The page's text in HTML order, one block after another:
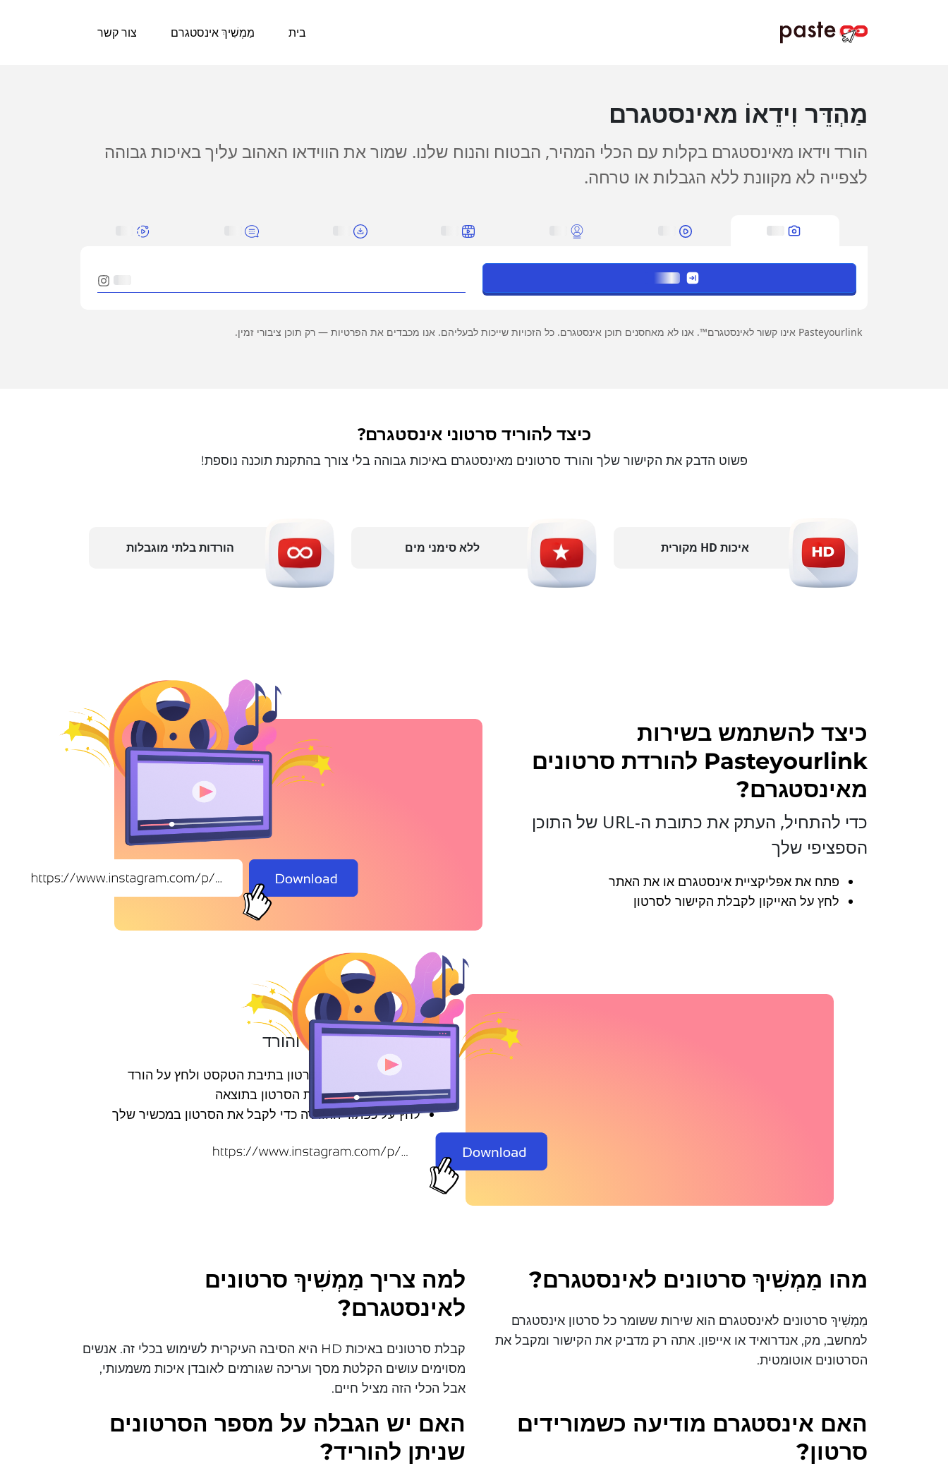
בית מַמְשִׁיךְ אינסטגרם צור קשר
מַהְדֵּר וִידֵאוֹ מאינסטגרם
הורד וידאו מאינסטגרם בקלות עם הכלי המהיר, הבטוח והנוח שלנו. שמור את הווידאו האהוב עליך באיכות גבוהה
לצפייה לא מקוונת ללא הגבלות או טרחה.
Pasteyourlink אינו קשור לאינסטגרם™. אנו לא מאחסנים תוכן אינסטגרם. כל הזכויות שייכות לבעליהם. אנו מכבדים את הפרטיות — רק תוכן ציבורי זמין.
כיצד להוריד סרטוני אינסטגרם?
פשוט הדבק את הקישור שלך והורד סרטונים מאינסטגרם באיכות גבוהה בלי צורך בהתקנת תוכנה נוספת!
איכות HD מקורית ללא סימני מים הורדות בלתי מוגבלות
כיצד להשתמש בשירות
Pasteyourlink להורדת סרטונים
מאינסטגרם?
כדי להתחיל, העתק את כתובת ה-URL של התוכן
הספציפי שלך
פתח את אפליקציית אינסטגרם או את האתר
לחץ על האייקון לקבלת הקישור לסרטון
הדבק את YourLlink והורד
הדבק את הקישור לסרטון בתיבת הטקסט ולחץ על הורד
בדוק את כל אפשרויות הסרטון בתוצאה
לחץ על כפתור ההורדה כדי לקבל את הסרטון במכשיר שלך
מהו מַמְשִׁיךְ סרטונים לאינסטגרם?
מַמְשִׁיךְ סרטונים לאינסטגרם הוא שירות ששומר כל סרטון אינסטגרם
למחשב, מק, אנדרואיד או אייפון. אתה רק מדביק את הקישור ומקבל את
הסרטונים אוטומטית.
למה צריך מַמְשִׁיךְ סרטונים
לאינסטגרם?
קבלת סרטונים באיכות HD היא הסיבה העיקרית לשימוש בכלי זה. אנשים
מסוימים עושים הקלטת מסך ועריכה שגורמים לאובדן איכות משמעותי,
אבל הכלי הזה מציל חיים.
האם אינסטגרם מודיעה כשמורידים
סרטון?
האם יש הגבלה על מספר הסרטונים
שניתן להוריד?